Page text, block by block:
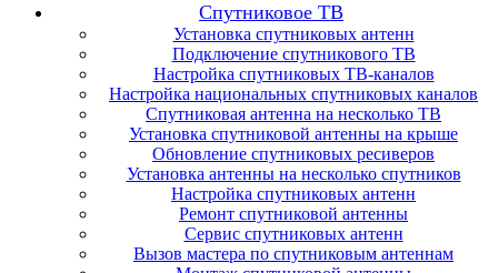
Спутниковое ТВ
Установка спутниковых антенн
Подключение спутникового ТВ
Настройка спутниковых ТВ-каналов
Настройка национальных спутниковых каналов
Спутниковая антенна на несколько ТВ
Установка спутниковой антенны на крыше
Обновление спутниковых ресиверов
Установка антенны на несколько спутников
Настройка спутниковых антенн
Ремонт спутниковой антенны
Сервис спутниковых антенн
Вызов мастера по спутниковым антеннам